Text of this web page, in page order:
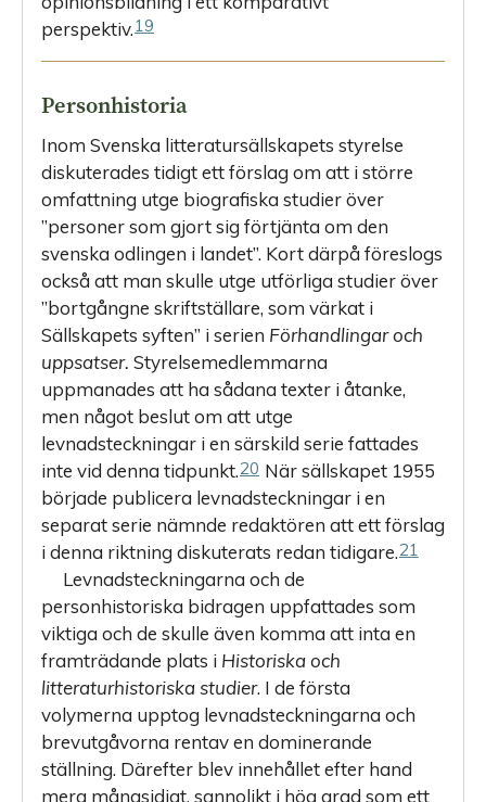
perspektiv.19
Personhistoria
Inom Svenska litteratursällskapets styrelse
diskuterades tidigt ett förslag om att i större
omfattning utge biografiska studier över
”personer som gjort sig förtjänta om den
svenska odlingen i landet”. Kort därpå föreslogs
också att man skulle utge utförliga studier över
”bortgångne skriftställare, som värkat i
Sällskapets syften” i serien Förhandlingar och
uppsatser. Styrelsemedlemmarna
uppmanades att ha sådana texter i åtanke,
men något beslut om att utge
levnadsteckningar i en särskild serie fattades
inte vid denna tidpunkt.20 När sällskapet 1955
började publicera levnadsteckningar i en
separat serie nämnde redaktören att ett förslag
i denna riktning diskuterats redan tidigare.21
Levnadsteckningarna och de
personhistoriska bidragen uppfattades som
viktiga och de skulle även komma att inta en
framträdande plats i Historiska och
litteraturhistoriska studier. I de första
volymerna upptog levnadsteckningarna och
brevutgåvorna rentav en dominerande
ställning. Därefter blev innehållet efter hand
mera mångsidigt, sannolikt i hög grad som ett